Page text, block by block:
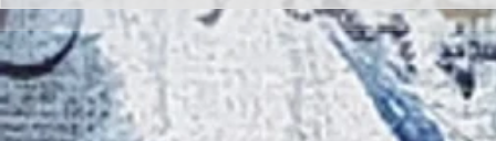
'Raigambre', de Agustín García y
Aurelio González Ovies
RELATO Y
GONZÁLEZ